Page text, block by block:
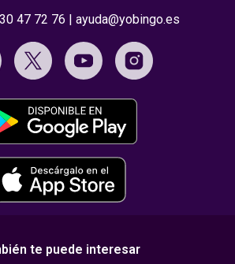
47 72 76 ayuda@yobingo.es
te puede interesar